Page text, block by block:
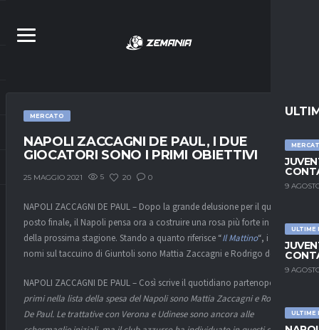
9
ULTIME
9
ULTIME
MERCATO
NAPOLI ZACCAGNI DE PAUL, I DUE
GIOCATORI SONO I PRIMI OBIETTIVI
25 MAGGIO 2021 5 20 0
NAPOLI ZACCAGNI DE PAUL – Dopo la grande delusione per il quinto
posto finale, il Napoli pensa ora a costruire una rosa più forte in vista
della prossima stagione. Stando a quanto riferisce “Il Mattino“, i primi
nomi sul taccuino di Giuntoli sono Mattia Zaccagni e Rodrigo de Paul.
NAPOLI ZACCAGNI DE PAUL – Così scrive il quotidiano partenopeo: “
primi nella lista della spesa del Napoli sono Mattia Zaccagni e Rodrigo
De Paul. Le trattative con Verona e Udinese sono ancora alle